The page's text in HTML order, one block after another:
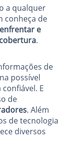
a qualquer
conheça de
e
.
de
possível
E
de
. Além
de tecnologia
diversos